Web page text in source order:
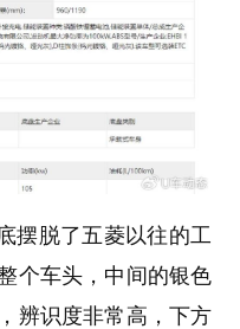
摆脱了五菱以往的工
个车头，中间的银色
辨识度非常高，下方